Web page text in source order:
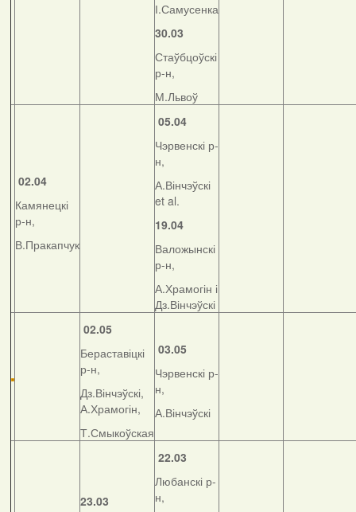
І.Самусенка
30.03
Стаўбцоўскі
р-н,
М.Львоў
02.04
Камянецкі
р-н,
В.Пракапчук
05.04
Чэрвенскі р-
н,
А.Вінчэўскі
et al.
19.04
Валожынскі
р-н,
А.Храмогін і
Дз.Вінчэўскі
02.05
Бераставіцкі
р-н,
Дз.Вінчэўскі,
А.Храмогін,
Т.Смыкоўская
03.05
Чэрвенскі р-
н,
А.Вінчэўскі
23.03
22.03
Любанскі р-
н,